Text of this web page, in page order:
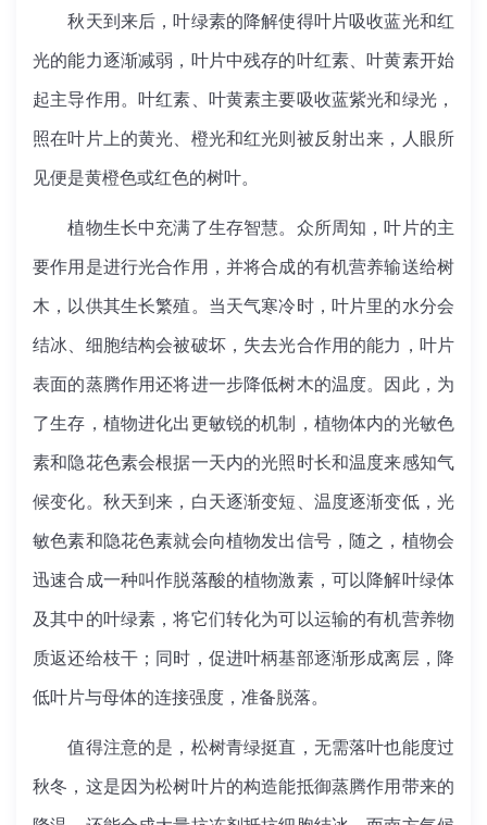
秋天到来后，叶绿素的降解使得叶片吸收蓝光和红
光的能力逐渐减弱，叶片中残存的叶红素、叶黄素开始
起主导作用。叶红素、叶黄素主要吸收蓝紫光和绿光，
照在叶片上的黄光、橙光和红光则被反射出来，人眼所
见便是黄橙色或红色的树叶。
植物生长中充满了生存智慧。众所周知，叶片的主
要作用是进行光合作用，并将合成的有机营养输送给树
木，以供其生长繁殖。当天气寒冷时，叶片里的水分会
结冰、细胞结构会被破坏，失去光合作用的能力，叶片
表面的蒸腾作用还将进一步降低树木的温度。因此，为
了生存，植物进化出更敏锐的机制，植物体内的光敏色
素和隐花色素会根据一天内的光照时长和温度来感知气
候变化。秋天到来，白天逐渐变短、温度逐渐变低，光
敏色素和隐花色素就会向植物发出信号，随之，植物会
迅速合成一种叫作脱落酸的植物激素，可以降解叶绿体
及其中的叶绿素，将它们转化为可以运输的有机营养物
质返还给枝干；同时，促进叶柄基部逐渐形成离层，降
低叶片与母体的连接强度，准备脱落。
值得注意的是，松树青绿挺直，无需落叶也能度过
秋冬，这是因为松树叶片的构造能抵御蒸腾作用带来的